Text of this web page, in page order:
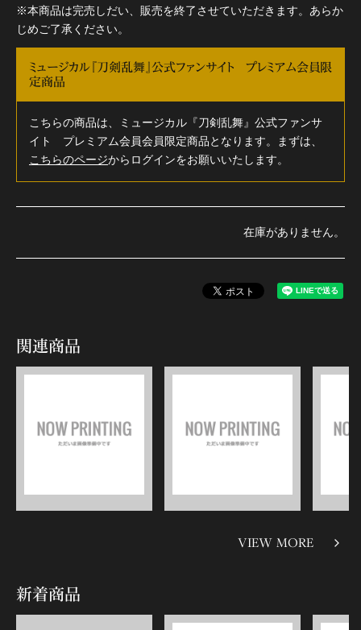
※本商品は完売しだい、販売を終了させていただきます。あらか
じめご了承ください。
ミュージカル『刀剣乱舞』公式ファンサイト プレミアム会員限
定商品
こちらの商品は、ミュージカル『刀剣乱舞』公式ファンサ
イト プレミアム会員会員限定商品となります。まずは、
こちらのページからログインをお願いいたします。
在庫がありません。
関連商品
VIEW MORE
新着商品